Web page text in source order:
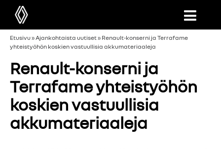
Etusivu»Ajankohtaista uutiset» Renault-konserni ja Terrafame
yhteistyöhön koskien vastuullisia akkumateriaaleja
Renault-konserni ja
Terrafame yhteistyöhön
koskien vastuullisia
akkumateriaaleja